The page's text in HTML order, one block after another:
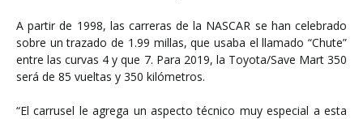
A partir de 1998, las carreras de la NASCAR se han celebrado
sobre un trazado de 1.99 millas, que usaba el llamado “Chute”
entre las curvas 4 y que 7. Para 2019, la Toyota/Save Mart 350
será de 85 vueltas y 350 kilómetros.
“El carrusel le agrega un aspecto técnico muy especial a esta